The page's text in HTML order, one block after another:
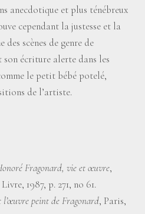
anecdotique et plus ténébreux
cependant la justesse et la
scènes de genre de
écriture alerte dans les
le petit bébé potelé,
de l’artiste.
Fragonard, vie et œuvre,
1987, p. 271, no 61.
l’œuvre peint de Fragonard, Paris,